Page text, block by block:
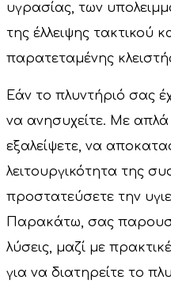
υγρασίας, των
της έλλειψης τακτικού
παρατεταμένης
Εάν το πλυντήριό σας
να ανησυχείτε. Με
εξαλείψετε, να
λειτουργικότητα της
προστατεύσετε την
Παρακάτω, σας
λύσεις, μαζί με
για να διατηρείτε το